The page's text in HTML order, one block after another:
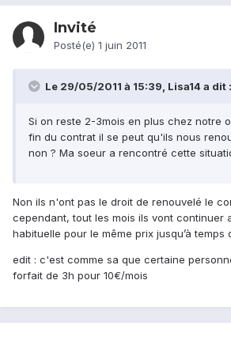
Invité
Posté(e) 1 juin 2011
Le 29/05/2011 à 15:39, Lisa14 a dit :
Si on reste 2-3mois en plus chez notre
fin du contrat il se peut qu'ils nous
non ? Ma soeur a rencontré cette
Non ils n'ont pas le droit de renouvelé le
cependant, tout les mois ils vont continuer
habituelle pour le même prix jusqu’à temps
edit : c'est comme sa que certaine
forfait de 3h pour 10€/mois